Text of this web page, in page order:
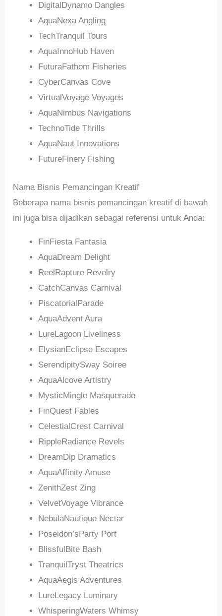
DigitalDynamo Dangles
AquaNexa Angling
TechTranquil Tours
AquaInnoHub Haven
FuturaFathom Fisheries
CyberCanvas Cove
VirtualVoyage Voyages
AquaNimbus Navigations
TechnoTide Thrills
AquaNaut Innovations
FutureFinery Fishing
Nama Bisnis Pemancingan Kreatif
Beberapa nama bisnis pemancingan kreatif di bawah
ini juga bisa dijadikan sebagai referensi untuk Anda:
FinFiesta Fantasia
AquaDream Delight
ReelRapture Revelry
CatchCanvas Carnival
PiscatorialParade
AquaAdvent Aura
LureLagoon Liveliness
ElysianEclipse Escapes
SerendipitySway Soiree
AquaAlcove Artistry
MysticMingle Masquerade
FinQuest Fables
CelestialCrest Carnival
RippleRadiance Revels
DreamDip Dramatics
AquaAffinity Amuse
ZenithZest Zing
VelvetVoyage Vibrance
NebulaNautique Nectar
Poseidon’sParty Port
BlissfulBite Bash
TranquilTryst Theatrics
AquaAegis Adventures
LureLegacy Luminary
WhisperingWaters Whimsy